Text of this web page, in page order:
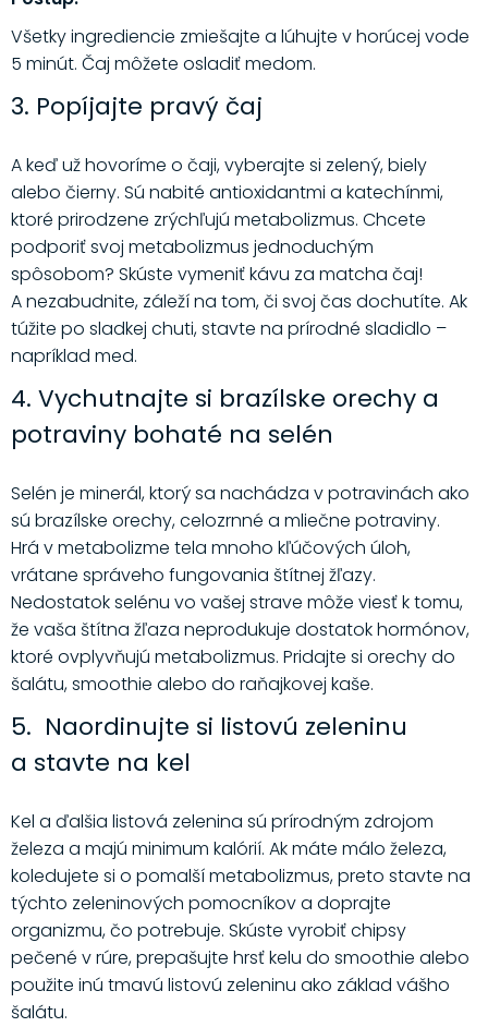
Všetky ingrediencie zmiešajte a lúhujte v horúcej vode
5 minút. Čaj môžete osladiť medom.
3. Popíjajte pravý čaj
A keď už hovoríme o čaji, vyberajte si zelený, biely
alebo čierny. Sú nabité antioxidantmi a katechínmi,
ktoré prirodzene zrýchľujú metabolizmus. Chcete
podporiť svoj metabolizmus jednoduchým
spôsobom? Skúste vymeniť kávu za matcha čaj!
A nezabudnite, záleží na tom, či svoj čas dochutíte. Ak
túžite po sladkej chuti, stavte na prírodné sladidlo –
napríklad med.
4. Vychutnajte si brazílske orechy a
potraviny bohaté na selén
Selén je minerál, ktorý sa nachádza v potravinách ako
sú brazílske orechy, celozrnné a mliečne potraviny.
Hrá v metabolizme tela mnoho kľúčových úloh,
vrátane správeho fungovania štítnej žľazy.
Nedostatok selénu vo vašej strave môže viesť k tomu,
že vaša štítna žľaza neprodukuje dostatok hormónov,
ktoré ovplyvňujú metabolizmus. Pridajte si orechy do
šalátu, smoothie alebo do raňajkovej kaše.
5. Naordinujte si listovú zeleninu
a stavte na kel
Kel a ďalšia listová zelenina sú prírodným zdrojom
železa a majú minimum kalórií. Ak máte málo železa,
koledujete si o pomalší metabolizmus, preto stavte na
týchto zeleninových pomocníkov a doprajte
organizmu, čo potrebuje. Skúste vyrobiť chipsy
pečené v rúre, prepašujte hrsť kelu do smoothie alebo
použite inú tmavú listovú zeleninu ako základ vášho
šalátu.